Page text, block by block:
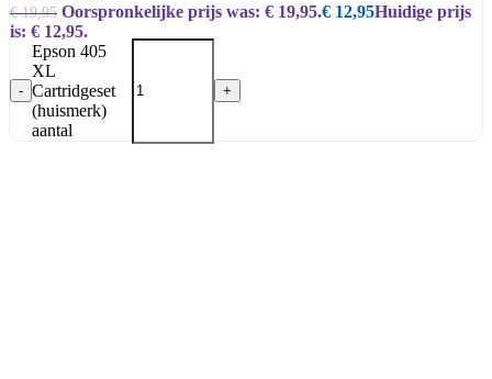
€19,95 Oorspronkelijke prijs was: € 19,95.€ 12,95Huidige prijs
is: € 12,95.
-
Epson 405
XL
Cartridgeset
(huismerk)
aantal
+